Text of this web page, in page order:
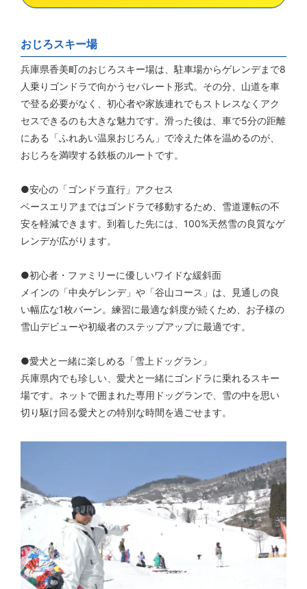
おじろスキー場
兵庫県香美町のおじろスキー場は、駐車場からゲレンデまで8
人乗りゴンドラで向かうセパレート形式。その分、山道を車
で登る必要がなく、初心者や家族連れでもストレスなくアク
セスできるのも大きな魅力です。滑った後は、車で5分の距離
にある「ふれあい温泉おじろん」で冷えた体を温めるのが、
おじろを満喫する鉄板のルートです。
●安心の「ゴンドラ直行」アクセス
ベースエリアまではゴンドラで移動するため、雪道運転の不
安を軽減できます。到着した先には、100%天然雪の良質なゲ
レンデが広がります。
●初心者・ファミリーに優しいワイドな緩斜面
メインの「中央ゲレンデ」や「谷山コース」は、見通しの良
い幅広な1枚バーン。練習に最適な斜度が続くため、お子様の
雪山デビューや初級者のステップアップに最適です。
●愛犬と一緒に楽しめる「雪上ドッグラン」
兵庫県内でも珍しい、愛犬と一緒にゴンドラに乗れるスキー
場です。ネットで囲まれた専用ドッグランで、雪の中を思い
切り駆け回る愛犬との特別な時間を過ごせます。